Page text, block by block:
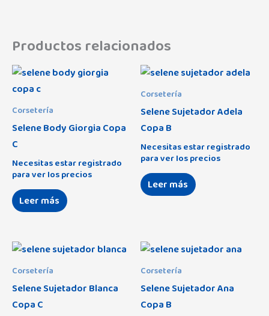
Productos relacionados
Corsetería
Selene Body Giorgia Copa
C
Necesitas estar registrado
para ver los precios
Leer más
Corsetería
Selene Sujetador Adela
Copa B
Necesitas estar registrado
para ver los precios
Leer más
Corsetería
Selene Sujetador Blanca
Copa C
Corsetería
Selene Sujetador Ana
Copa B